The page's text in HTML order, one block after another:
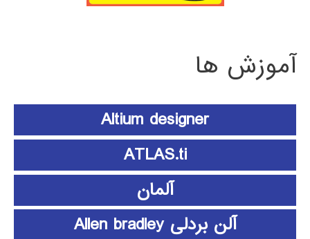
آموزش ها
Altium designer
ATLAS.ti
آلمان
آلن بردلی Allen bradley